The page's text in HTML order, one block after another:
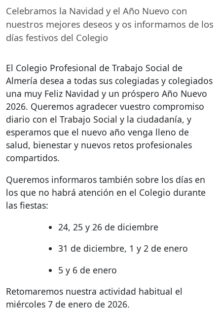
Celebramos la Navidad y el Año Nuevo con
nuestros mejores deseos y os informamos de los
días festivos del Colegio
El Colegio Profesional de Trabajo Social de
Almería desea a todas sus colegiadas y colegiados
una muy Feliz Navidad y un próspero Año Nuevo
2026. Queremos agradecer vuestro compromiso
diario con el Trabajo Social y la ciudadanía, y
esperamos que el nuevo año venga lleno de
salud, bienestar y nuevos retos profesionales
compartidos.
Queremos informaros también sobre los días en
los que no habrá atención en el Colegio durante
las fiestas:
24, 25 y 26 de diciembre
31 de diciembre, 1 y 2 de enero
5 y 6 de enero
Retomaremos nuestra actividad habitual el
miércoles 7 de enero de 2026.